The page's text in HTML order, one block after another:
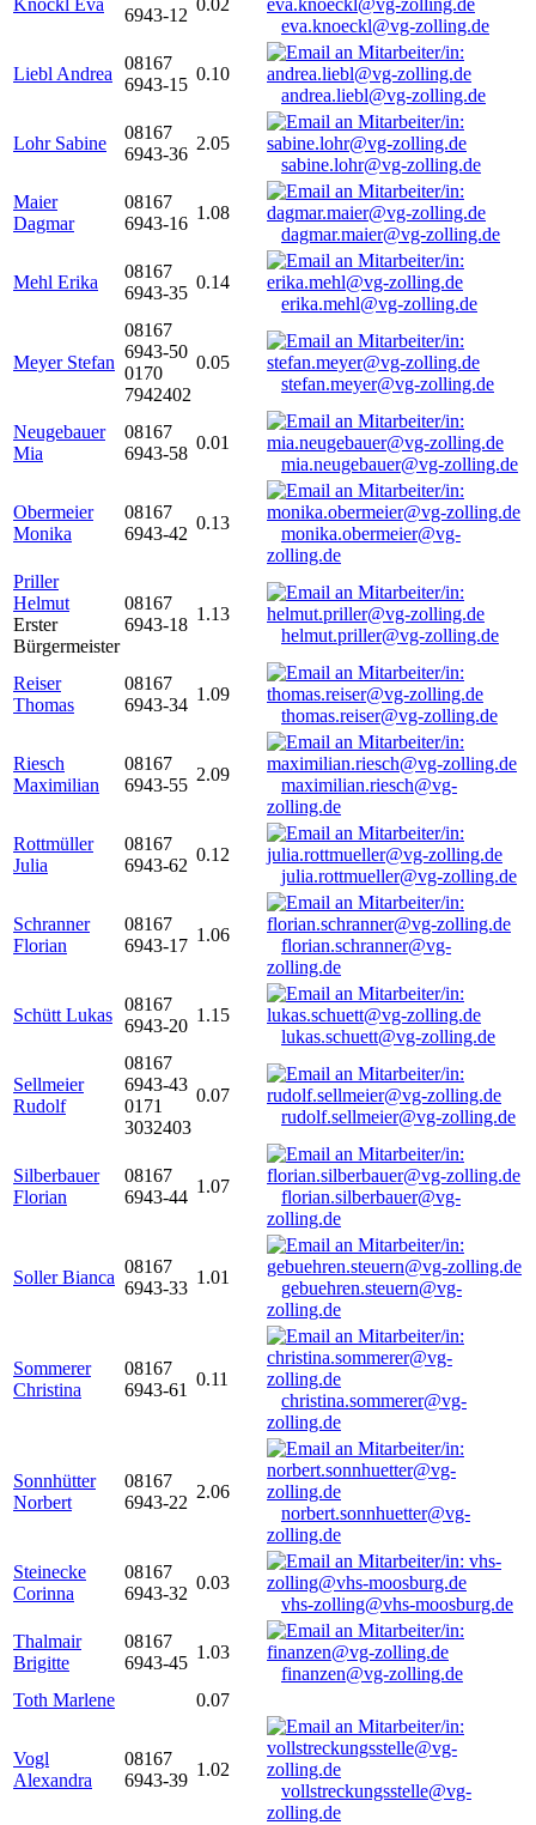
Knöckl Eva
6943-12
0.02
eva.knoeckl@vg-zolling.de
Liebl Andrea
08167
6943-15
0.10
andrea.liebl@vg-zolling.de
Lohr Sabine
08167
6943-36
2.05
sabine.lohr@vg-zolling.de
Maier
Dagmar
08167
6943-16
1.08
dagmar.maier@vg-zolling.de
Mehl Erika
08167
6943-35
0.14
erika.mehl@vg-zolling.de
Meyer Stefan
08167
6943-50
0170
7942402
0.05
stefan.meyer@vg-zolling.de
Neugebauer
Mia
08167
6943-58
0.01
mia.neugebauer@vg-zolling.de
Obermeier
Monika
08167
6943-42
0.13
monika.obermeier@vg-
zolling.de
Priller
Helmut
Erster
Bürgermeister
08167
6943-18
1.13
helmut.priller@vg-zolling.de
Reiser
Thomas
08167
6943-34
1.09
thomas.reiser@vg-zolling.de
Riesch
Maximilian
08167
6943-55
2.09
maximilian.riesch@vg-
zolling.de
Rottmüller
Julia
08167
6943-62
0.12
julia.rottmueller@vg-zolling.de
Schranner
Florian
08167
6943-17
1.06
florian.schranner@vg-
zolling.de
Schütt Lukas
08167
6943-20
1.15
lukas.schuett@vg-zolling.de
Sellmeier
Rudolf
08167
6943-43
0171
3032403
0.07
rudolf.sellmeier@vg-zolling.de
Silberbauer
Florian
08167
6943-44
1.07
florian.silberbauer@vg-
zolling.de
Soller Bianca
08167
6943-33
1.01
gebuehren.steuern@vg-
zolling.de
Sommerer
Christina
08167
6943-61
0.11
christina.sommerer@vg-
zolling.de
Sonnhütter
Norbert
08167
6943-22
2.06
norbert.sonnhuetter@vg-
zolling.de
Steinecke
Corinna
08167
6943-32
0.03
vhs-zolling@vhs-moosburg.de
Thalmair
Brigitte
08167
6943-45
1.03
finanzen@vg-zolling.de
Toth Marlene
0.07
Vogl
Alexandra
08167
6943-39
1.02
vollstreckungsstelle@vg-
zolling.de